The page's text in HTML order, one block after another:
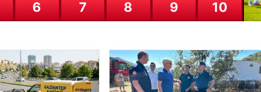
sağlaması kritik bir önem barındırmaktadır. Günümüzde birçok